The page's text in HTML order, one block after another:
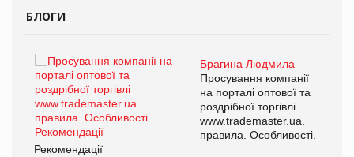
БЛОГИ
Брагина Людмила
Просування компанії
на порталі оптової та
роздрібної торгівлі
www.trademaster.ua.
правила. Особливості.
Рекомендації